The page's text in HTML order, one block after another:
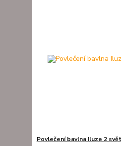
Povlečení bavlna Iluze 2